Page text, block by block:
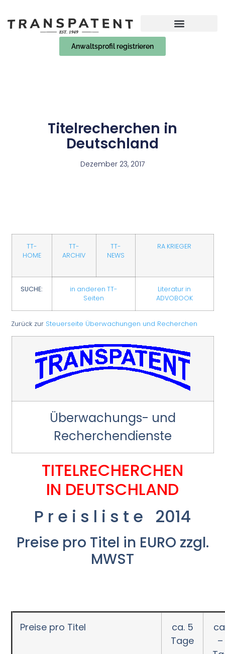
Anwaltsprofil registrieren
Titelrecherchen in
Deutschland
Dezember 23, 2017
TT-
HOME
TT-
ARCHIV
TT-
NEWS
RA KRIEGER
SUCHE:
in anderen TT-
Seiten
Literatur in
ADVOBOOK
Zurück zur Steuerseite Überwachungen und Recherchen
Überwachungs- und
Recherchendienste
TITELRECHERCHEN
IN DEUTSCHLAND
P r e i s l i s t e 2014
Preise pro Titel in EURO zzgl.
MWST
Preise pro Titel
ca. 5
Tage